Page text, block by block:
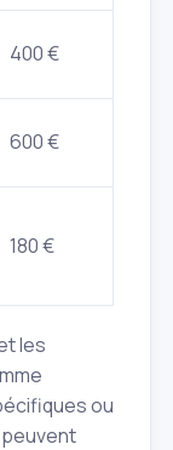
400 €
600 €
180 €
les
ou